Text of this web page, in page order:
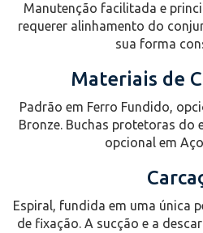
Manutenção facilitada e
requerer alinhamento do
sua forma
Materiais de
Padrão em Ferro Fundido,
Bronze. Buchas protetoras do
opcional em
Espiral, fundida em uma única
de fixação. A sucção e a